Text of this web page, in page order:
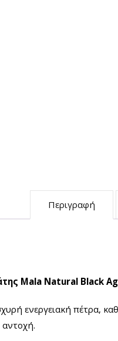
Περιγραφή
Mala Natural Black
ενεργειακή πέτρα,
αντοχή.